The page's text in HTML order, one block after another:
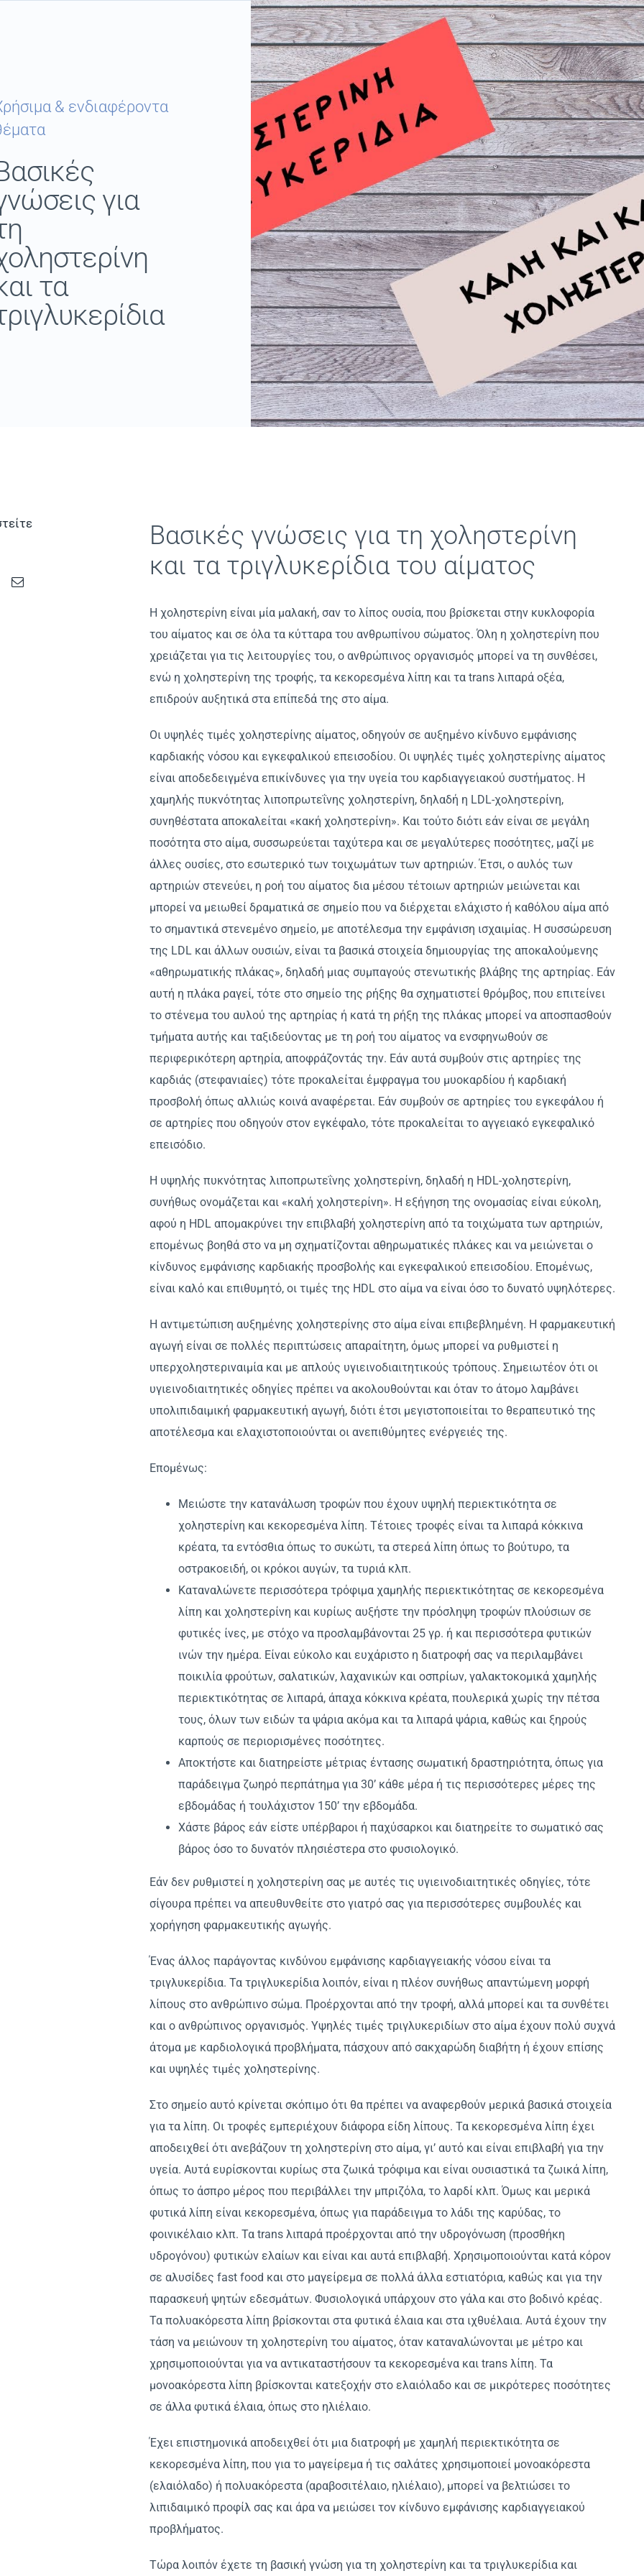
& ενδιαφέροντα
για
τα
Βασικές γνώσεις για τη χοληστερίνη
και τα τριγλυκερίδια του αίματος
Η χοληστερίνη είναι μία μαλακή, σαν το λίπος ουσία, που βρίσκεται στην κυκλοφορία
του αίματος και σε όλα τα κύτταρα του ανθρωπίνου σώματος. Όλη η χοληστερίνη που
χρειάζεται για τις λειτουργίες του, ο ανθρώπινος οργανισμός μπορεί να τη συνθέσει,
ενώ η χοληστερίνη της τροφής, τα κεκορεσμένα λίπη και τα trans λιπαρά οξέα,
επιδρούν αυξητικά στα επίπεδά της στο αίμα.
Οι υψηλές τιμές χοληστερίνης αίματος, οδηγούν σε αυξημένο κίνδυνο εμφάνισης
καρδιακής νόσου και εγκεφαλικού επεισοδίου. Οι υψηλές τιμές χοληστερίνης αίματος
είναι αποδεδειγμένα επικίνδυνες για την υγεία του καρδιαγγειακού συστήματος. Η
χαμηλής πυκνότητας λιποπρωτεΐνης χοληστερίνη, δηλαδή η LDL-χοληστερίνη,
συνηθέστατα αποκαλείται «κακή χοληστερίνη». Και τούτο διότι εάν είναι σε μεγάλη
ποσότητα στο αίμα, συσσωρεύεται ταχύτερα και σε μεγαλύτερες ποσότητες, μαζί με
άλλες ουσίες, στο εσωτερικό των τοιχωμάτων των αρτηριών. Έτσι, ο αυλός των
αρτηριών στενεύει, η ροή του αίματος δια μέσου τέτοιων αρτηριών μειώνεται και
μπορεί να μειωθεί δραματικά σε σημείο που να διέρχεται ελάχιστο ή καθόλου αίμα από
το σημαντικά στενεμένο σημείο, με αποτέλεσμα την εμφάνιση ισχαιμίας. Η συσσώρευση
της LDL και άλλων ουσιών, είναι τα βασικά στοιχεία δημιουργίας της αποκαλούμενης
«αθηρωματικής πλάκας», δηλαδή μιας συμπαγούς στενωτικής βλάβης της αρτηρίας. Εάν
αυτή η πλάκα ραγεί, τότε στο σημείο της ρήξης θα σχηματιστεί θρόμβος, που επιτείνει
το στένεμα του αυλού της αρτηρίας ή κατά τη ρήξη της πλάκας μπορεί να αποσπασθούν
τμήματα αυτής και ταξιδεύοντας με τη ροή του αίματος να ενσφηνωθούν σε
περιφερικότερη αρτηρία, αποφράζοντάς την. Εάν αυτά συμβούν στις αρτηρίες της
καρδιάς (στεφανιαίες) τότε προκαλείται έμφραγμα του μυοκαρδίου ή καρδιακή
προσβολή όπως αλλιώς κοινά αναφέρεται. Εάν συμβούν σε αρτηρίες του εγκεφάλου ή
σε αρτηρίες που οδηγούν στον εγκέφαλο, τότε προκαλείται το αγγειακό εγκεφαλικό
επεισόδιο.
Η υψηλής πυκνότητας λιποπρωτεΐνης χοληστερίνη, δηλαδή η HDL-χοληστερίνη,
συνήθως ονομάζεται και «καλή χοληστερίνη». Η εξήγηση της ονομασίας είναι εύκολη,
αφού η HDL απομακρύνει την επιβλαβή χοληστερίνη από τα τοιχώματα των αρτηριών,
επομένως βοηθά στο να μη σχηματίζονται αθηρωματικές πλάκες και να μειώνεται ο
κίνδυνος εμφάνισης καρδιακής προσβολής και εγκεφαλικού επεισοδίου. Επομένως,
είναι καλό και επιθυμητό, οι τιμές της HDL στο αίμα να είναι όσο το δυνατό υψηλότερες.
Η αντιμετώπιση αυξημένης χοληστερίνης στο αίμα είναι επιβεβλημένη. Η φαρμακευτική
αγωγή είναι σε πολλές περιπτώσεις απαραίτητη, όμως μπορεί να ρυθμιστεί η
υπερχοληστεριναιμία και με απλούς υγιεινοδιαιτητικούς τρόπους. Σημειωτέον ότι οι
υγιεινοδιαιτητικές οδηγίες πρέπει να ακολουθούνται και όταν το άτομο λαμβάνει
υπολιπιδαιμική φαρμακευτική αγωγή, διότι έτσι μεγιστοποιείται το θεραπευτικό της
αποτέλεσμα και ελαχιστοποιούνται οι ανεπιθύμητες ενέργειές της.
Επομένως:
Μειώστε την κατανάλωση τροφών που έχουν υψηλή περιεκτικότητα σε
χοληστερίνη και κεκορεσμένα λίπη. Τέτοιες τροφές είναι τα λιπαρά κόκκινα
κρέατα, τα εντόσθια όπως το συκώτι, τα στερεά λίπη όπως το βούτυρο, τα
οστρακοειδή, οι κρόκοι αυγών, τα τυριά κλπ.
Καταναλώνετε περισσότερα τρόφιμα χαμηλής περιεκτικότητας σε κεκορεσμένα
λίπη και χοληστερίνη και κυρίως αυξήστε την πρόσληψη τροφών πλούσιων σε
φυτικές ίνες, με στόχο να προσλαμβάνονται 25 γρ. ή και περισσότερα φυτικών
ινών την ημέρα. Είναι εύκολο και ευχάριστο η διατροφή σας να περιλαμβάνει
ποικιλία φρούτων, σαλατικών, λαχανικών και οσπρίων, γαλακτοκομικά χαμηλής
περιεκτικότητας σε λιπαρά, άπαχα κόκκινα κρέατα, πουλερικά χωρίς την πέτσα
τους, όλων των ειδών τα ψάρια ακόμα και τα λιπαρά ψάρια, καθώς και ξηρούς
καρπούς σε περιορισμένες ποσότητες.
Αποκτήστε και διατηρείστε μέτριας έντασης σωματική δραστηριότητα, όπως για
παράδειγμα ζωηρό περπάτημα για 30’ κάθε μέρα ή τις περισσότερες μέρες της
εβδομάδας ή τουλάχιστον 150’ την εβδομάδα.
Χάστε βάρος εάν είστε υπέρβαροι ή παχύσαρκοι και διατηρείτε το σωματικό σας
βάρος όσο το δυνατόν πλησιέστερα στο φυσιολογικό.
Εάν δεν ρυθμιστεί η χοληστερίνη σας με αυτές τις υγιεινοδιαιτητικές οδηγίες, τότε
σίγουρα πρέπει να απευθυνθείτε στο γιατρό σας για περισσότερες συμβουλές και
χορήγηση φαρμακευτικής αγωγής.
Ένας άλλος παράγοντας κινδύνου εμφάνισης καρδιαγγειακής νόσου είναι τα
τριγλυκερίδια. Τα τριγλυκερίδια λοιπόν, είναι η πλέον συνήθως απαντώμενη μορφή
λίπους στο ανθρώπινο σώμα. Προέρχονται από την τροφή, αλλά μπορεί και τα συνθέτει
και ο ανθρώπινος οργανισμός. Υψηλές τιμές τριγλυκεριδίων στο αίμα έχουν πολύ συχνά
άτομα με καρδιολογικά προβλήματα, πάσχουν από σακχαρώδη διαβήτη ή έχουν επίσης
και υψηλές τιμές χοληστερίνης.
Στο σημείο αυτό κρίνεται σκόπιμο ότι θα πρέπει να αναφερθούν μερικά βασικά στοιχεία
για τα λίπη. Οι τροφές εμπεριέχουν διάφορα είδη λίπους. Τα κεκορεσμένα λίπη έχει
αποδειχθεί ότι ανεβάζουν τη χοληστερίνη στο αίμα, γι’ αυτό και είναι επιβλαβή για την
υγεία. Αυτά ευρίσκονται κυρίως στα ζωικά τρόφιμα και είναι ουσιαστικά τα ζωικά λίπη,
όπως το άσπρο μέρος που περιβάλλει την μπριζόλα, το λαρδί κλπ. Όμως και μερικά
φυτικά λίπη είναι κεκορεσμένα, όπως για παράδειγμα το λάδι της καρύδας, το
φοινικέλαιο κλπ. Τα trans λιπαρά προέρχονται από την υδρογόνωση (προσθήκη
υδρογόνου) φυτικών ελαίων και είναι και αυτά επιβλαβή. Χρησιμοποιούνται κατά κόρον
σε αλυσίδες fast food και στο μαγείρεμα σε πολλά άλλα εστιατόρια, καθώς και για την
παρασκευή ψητών εδεσμάτων. Φυσιολογικά υπάρχουν στο γάλα και στο βοδινό κρέας.
Τα πολυακόρεστα λίπη βρίσκονται στα φυτικά έλαια και στα ιχθυέλαια. Αυτά έχουν την
τάση να μειώνουν τη χοληστερίνη του αίματος, όταν καταναλώνονται με μέτρο και
χρησιμοποιούνται για να αντικαταστήσουν τα κεκορεσμένα και trans λίπη. Τα
μονοακόρεστα λίπη βρίσκονται κατεξοχήν στο ελαιόλαδο και σε μικρότερες ποσότητες
σε άλλα φυτικά έλαια, όπως στο ηλιέλαιο.
Έχει επιστημονικά αποδειχθεί ότι μια διατροφή με χαμηλή περιεκτικότητα σε
κεκορεσμένα λίπη, που για το μαγείρεμα ή τις σαλάτες χρησιμοποιεί μονοακόρεστα
(ελαιόλαδο) ή πολυακόρεστα (αραβοσιτέλαιο, ηλιέλαιο), μπορεί να βελτιώσει το
λιπιδαιμικό προφίλ σας και άρα να μειώσει τον κίνδυνο εμφάνισης καρδιαγγειακού
προβλήματος.
Τώρα λοιπόν έχετε τη βασική γνώση για τη χοληστερίνη και τα τριγλυκερίδια και